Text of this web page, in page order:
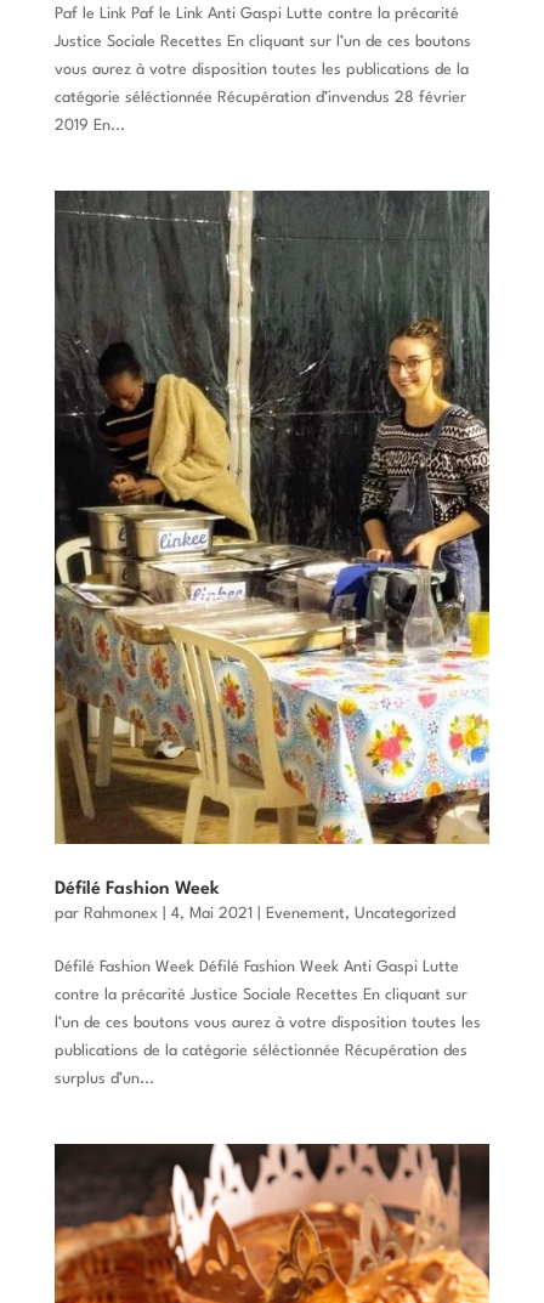
Paf le Link Paf le Link Anti Gaspi Lutte contre la précarité
Justice Sociale Recettes En cliquant sur l’un de ces boutons
vous aurez à votre disposition toutes les publications de la
catégorie séléctionnée Récupération d’invendus 28 février
2019 En...
Défilé Fashion Week
par Rahmonex| 4, Mai 2021 Evenement, Uncategorized
Défilé Fashion Week Défilé Fashion Week Anti Gaspi Lutte
contre la précarité Justice Sociale Recettes En cliquant sur
l’un de ces boutons vous aurez à votre disposition toutes les
publications de la catégorie séléctionnée Récupération des
surplus d’un...